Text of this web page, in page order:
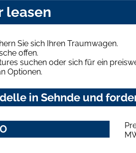
leasen
Sie sich Ihren Traumwagen.
offen.
suchen oder sich für ein
Optionen.
in Sehnde und